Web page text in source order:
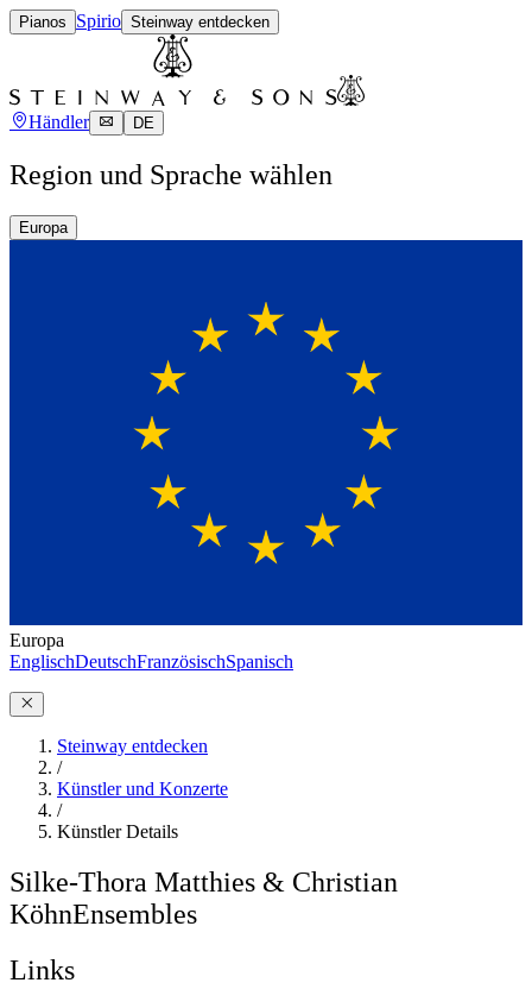
Pianos Spirio Steinway entdecken
Händler DE
Region und Sprache wählen
Europa
Europa
EnglischDeutschFranzösischSpanisch
Steinway entdecken
/
Künstler und Konzerte
/
Künstler Details
Silke-Thora Matthies & Christian
KöhnEnsembles
Links